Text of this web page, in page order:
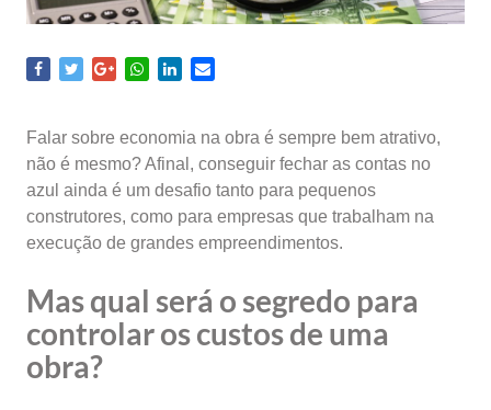
Falar sobre economia na obra é sempre bem atrativo,
não é mesmo? Afinal, conseguir fechar as contas no
azul ainda é um desafio tanto para pequenos
construtores, como para empresas que trabalham na
execução de grandes empreendimentos.
Mas qual será o segredo para
controlar os custos de uma
obra?